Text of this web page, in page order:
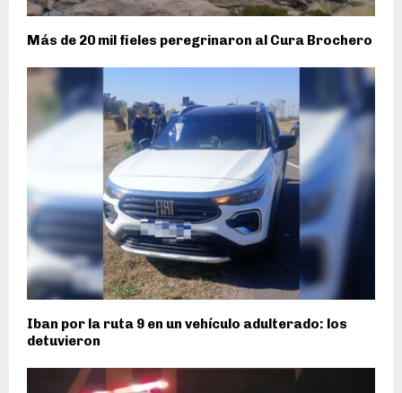
Más de 20 mil fieles peregrinaron al Cura Brochero
Iban por la ruta 9 en un vehículo adulterado: los
detuvieron